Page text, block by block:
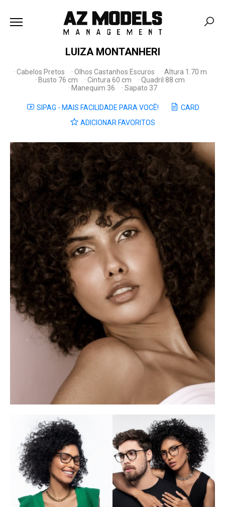
LUIZA MONTANHERI
Cabelos Pretos Olhos Castanhos Escuros
Altura 1.70 m
Busto 76 cm
Cintura 60 cm
Quadril 88 cm
Manequim 36
Sapato 37
SIPAG - MAIS FACILIDADE PARA VOCÊ!
CARD
ADICIONAR FAVORITOS